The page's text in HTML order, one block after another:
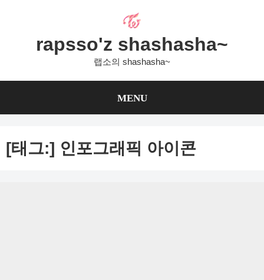
rapsso'z shashasha~
랩소의 shashasha~
MENU
[태그:] 인포그래픽 아이콘